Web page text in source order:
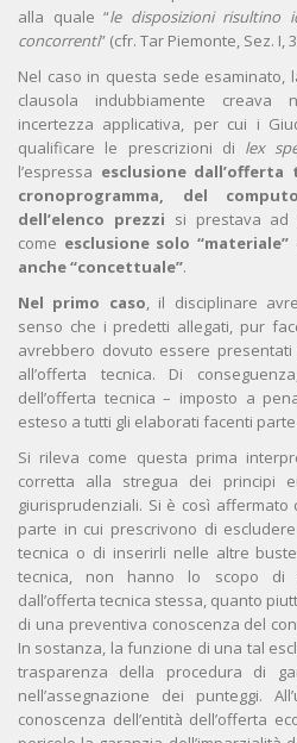
alla quale “le disposizioni risultino
concorrenti” (cfr. Tar Piemonte, Sez. I,
Nel caso in questa sede esaminato,
clausola indubbiamente creava
incertezza applicativa, per cui i
qualificare le prescrizioni di lex
l’espressa esclusione
cronoprogramma, del
dell’elenco prezzi si prestava ad
come esclusione solo “materiale”
anche “concettuale”.
Nel primo caso, il disciplinare
senso che i predetti allegati, pur
avrebbero dovuto essere
all’offerta tecnica. Di
dell’offerta tecnica – imposto a
esteso a tutti gli elaborati facenti
Si rileva come questa prima
corretta alla stregua dei principi
giurisprudenziali. Si è così
parte in cui prescrivono di
tecnica o di inserirli nelle altre
tecnica, non hanno lo scopo di
dall’offerta tecnica stessa, quanto
di una preventiva conoscenza del
In sostanza, la funzione di una tal
trasparenza della procedura di
nell’assegnazione dei punteggi.
conoscenza dell’entità dell’offerta